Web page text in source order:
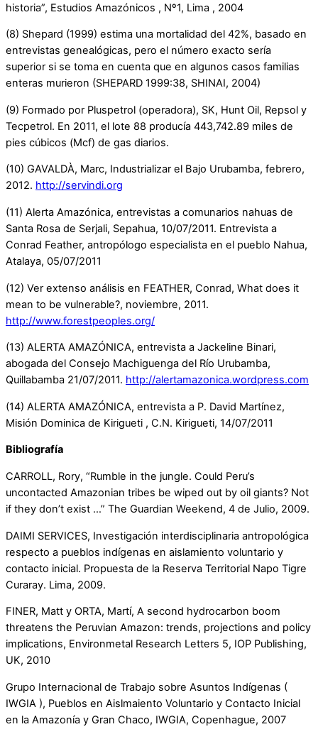
historia”, Estudios Amazónicos , Nº1, Lima , 2004
(8) Shepard (1999) estima una mortalidad del 42%, basado en
entrevistas genealógicas, pero el número exacto sería
superior si se toma en cuenta que en algunos casos familias
enteras murieron (SHEPARD 1999:38, SHINAI, 2004)
(9) Formado por Pluspetrol (operadora), SK, Hunt Oil, Repsol y
Tecpetrol. En 2011, el lote 88 producía 443,742.89 miles de
pies cúbicos (Mcf) de gas diarios.
(10) GAVALDÀ, Marc, Industrializar el Bajo Urubamba, febrero,
2012. http://servindi.org
(11) Alerta Amazónica, entrevistas a comunarios nahuas de
Santa Rosa de Serjali, Sepahua, 10/07/2011. Entrevista a
Conrad Feather, antropólogo especialista en el pueblo Nahua,
Atalaya, 05/07/2011
(12) Ver extenso análisis en FEATHER, Conrad, What does it
mean to be vulnerable?, noviembre, 2011.
http://www.forestpeoples.org/
(13) ALERTA AMAZÓNICA, entrevista a Jackeline Binari,
abogada del Consejo Machiguenga del Río Urubamba,
Quillabamba 21/07/2011. http://alertamazonica.wordpress.com
(14) ALERTA AMAZÓNICA, entrevista a P. David Martínez,
Misión Dominica de Kirigueti , C.N. Kirigueti, 14/07/2011
Bibliografía
CARROLL, Rory, “Rumble in the jungle. Could Peru’s
uncontacted Amazonian tribes be wiped out by oil giants? Not
if they don’t exist …” The Guardian Weekend, 4 de Julio, 2009.
DAIMI SERVICES, Investigación interdisciplinaria antropológica
respecto a pueblos indígenas en aislamiento voluntario y
contacto inicial. Propuesta de la Reserva Territorial Napo Tigre
Curaray. Lima, 2009.
FINER, Matt y ORTA, Martí, A second hydrocarbon boom
threatens the Peruvian Amazon: trends, projections and policy
implications, Environmetal Research Letters 5, IOP Publishing,
UK, 2010
Grupo Internacional de Trabajo sobre Asuntos Indígenas (
IWGIA ), Pueblos en Aislmaiento Voluntario y Contacto Inicial
en la Amazonía y Gran Chaco, IWGIA, Copenhague, 2007